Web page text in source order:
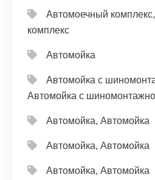
Автомоечный
комплекс
Автомойка
Автомойка с
Автомойка с
Автомойка, Автомойка
Автомойка, Автомойка
Автомойка, Автомойка